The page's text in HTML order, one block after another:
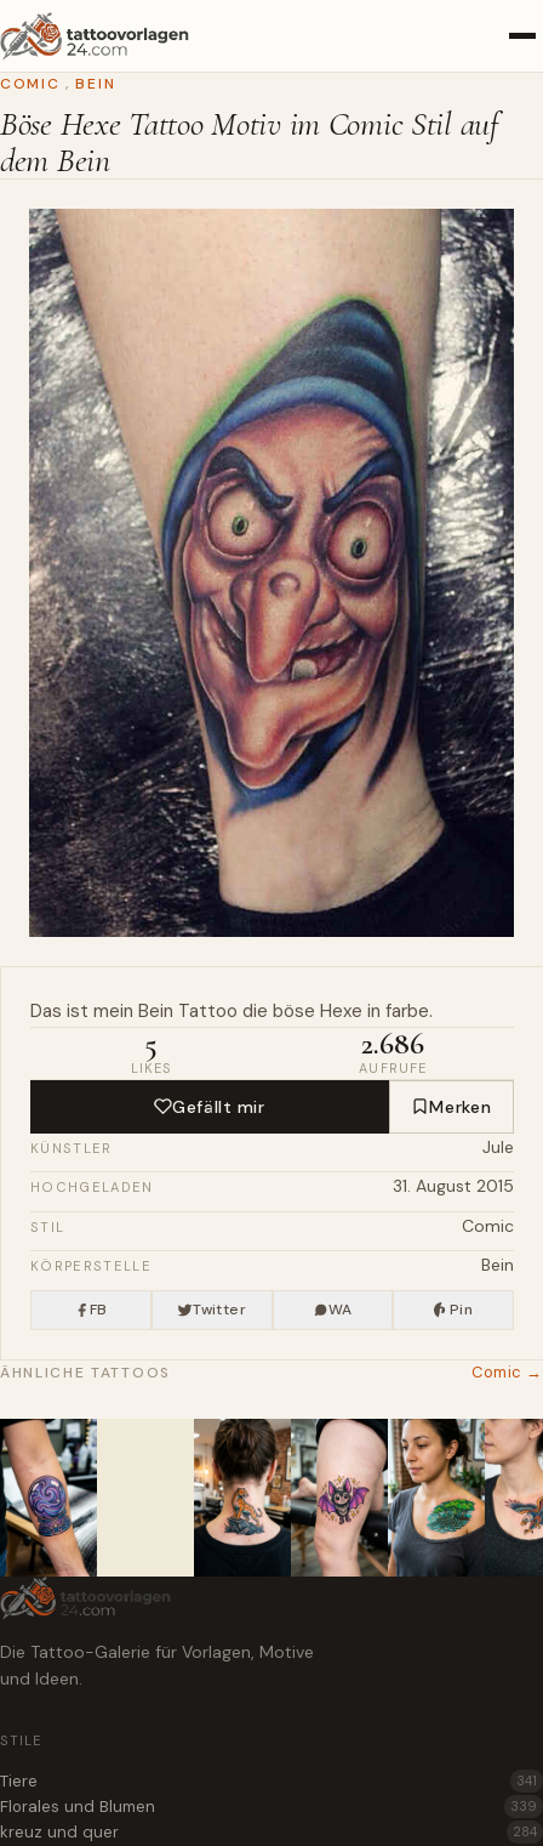
COMIC , BEIN
Böse Hexe Tattoo Motiv im Comic Stil auf
dem Bein
Das ist mein Bein Tattoo die böse Hexe in farbe.
5
LIKES
2.686
AUFRUFE
Gefällt mir Merken
KÜNSTLER Jule
HOCHGELADEN 31. August 2015
STIL Comic
KÖRPERSTELLE Bein
FB Twitter WA Pin
ÄHNLICHE TATTOOS Comic →
Die Tattoo-Galerie für Vorlagen, Motive
und Ideen.
STILE
Tiere 341
Florales und Blumen 339
kreuz und quer 284